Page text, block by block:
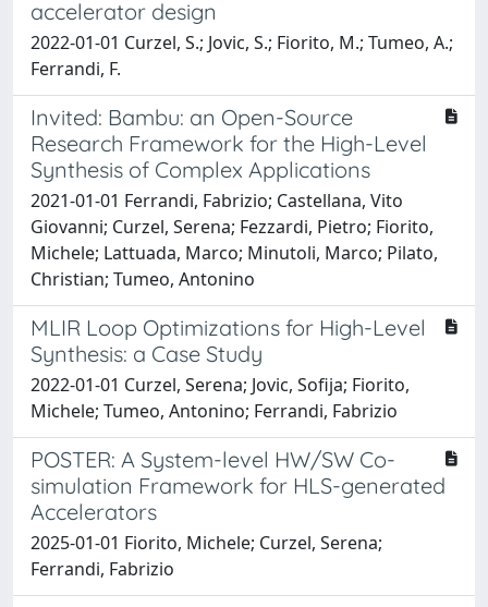
accelerator design
2022-01-01 Curzel, S.; Jovic, S.; Fiorito, M.; Tumeo, A.;
Ferrandi, F.
Invited: Bambu: an Open-Source
Research Framework for the High-Level
Synthesis of Complex Applications
2021-01-01 Ferrandi, Fabrizio; Castellana, Vito
Giovanni; Curzel, Serena; Fezzardi, Pietro; Fiorito,
Michele; Lattuada, Marco; Minutoli, Marco; Pilato,
Christian; Tumeo, Antonino
MLIR Loop Optimizations for High-Level
Synthesis: a Case Study
2022-01-01 Curzel, Serena; Jovic, Sofija; Fiorito,
Michele; Tumeo, Antonino; Ferrandi, Fabrizio
POSTER: A System-level HW/SW Co-
simulation Framework for HLS-generated
Accelerators
2025-01-01 Fiorito, Michele; Curzel, Serena;
Ferrandi, Fabrizio